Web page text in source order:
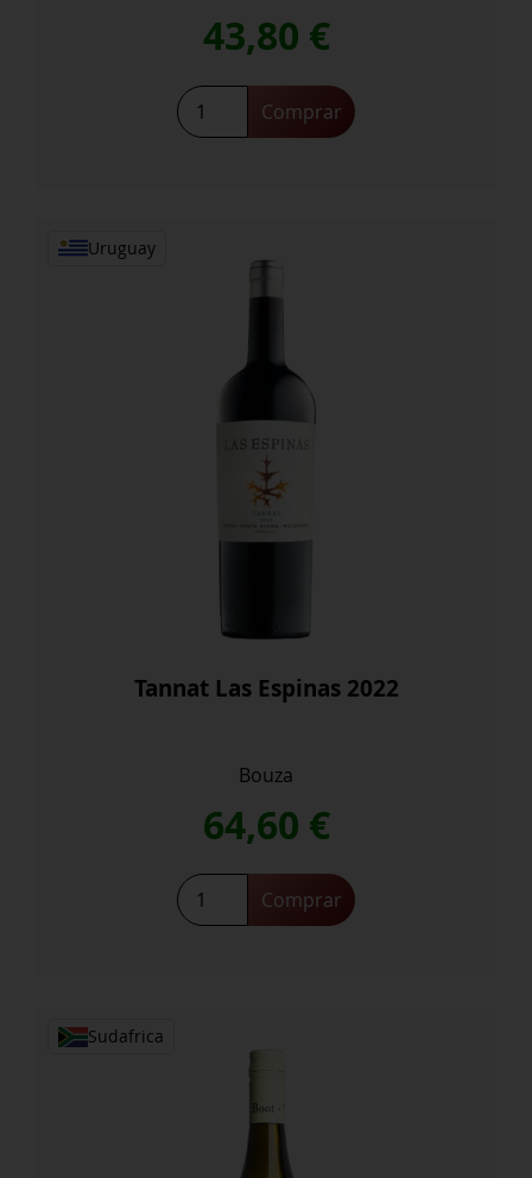
43,80 €
Tannat
B6
Comprar
Uruguay
Tannat Las Espinas 2022
Bouza
64,60 €
Tannat
Las
Comprar
Sudafrica